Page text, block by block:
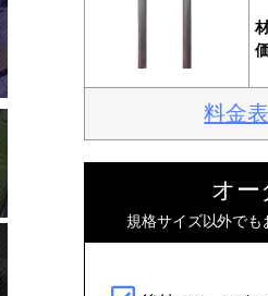
料金
オー
規格サイズ以外で